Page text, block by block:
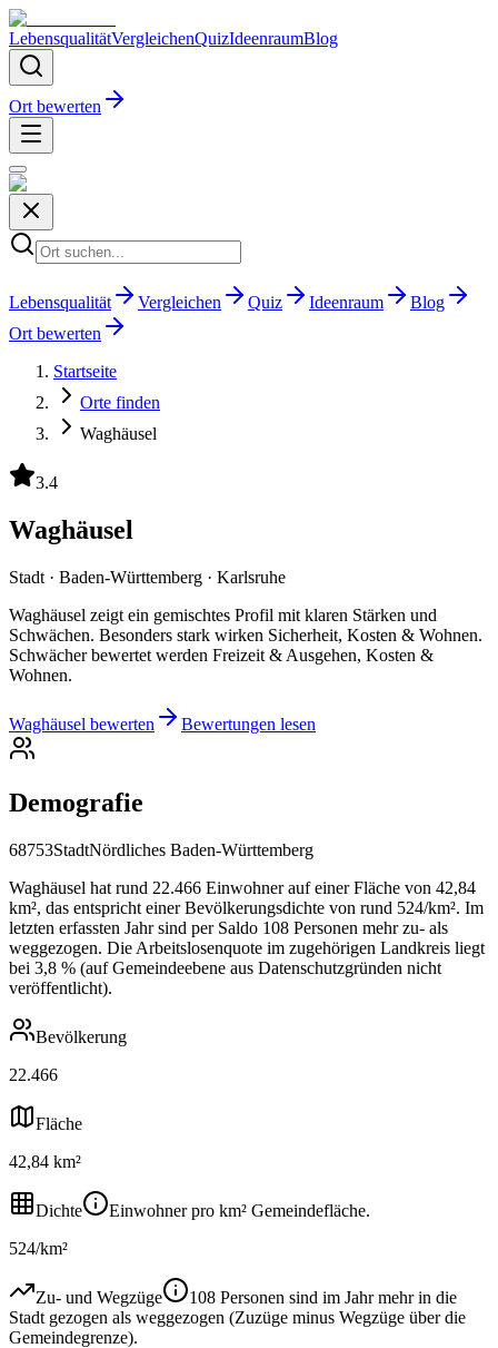
LebensqualitätVergleichenQuizIdeenraumBlog
Ort bewerten
Lebensqualität Vergleichen Quiz Ideenraum
Blog
Ort bewerten
Startseite
Orte finden
Waghäusel
3.4
Waghäusel
Stadt · Baden-Württemberg · Karlsruhe
Waghäusel zeigt ein gemischtes Profil mit klaren Stärken und
Schwächen. Besonders stark wirken Sicherheit, Kosten & Wohnen.
Schwächer bewertet werden Freizeit & Ausgehen, Kosten &
Wohnen.
Waghäusel bewerten Bewertungen lesen
Demografie
68753StadtNördliches Baden-Württemberg
Waghäusel hat rund 22.466 Einwohner auf einer Fläche von 42,84
km², das entspricht einer Bevölkerungsdichte von rund 524/km². Im
letzten erfassten Jahr sind per Saldo 108 Personen mehr zu- als
weggezogen. Die Arbeitslosenquote im zugehörigen Landkreis liegt
bei 3,8 % (auf Gemeindeebene aus Datenschutzgründen nicht
veröffentlicht).
Bevölkerung
22.466
Fläche
42,84 km²
Dichte
Einwohner pro km² Gemeindefläche.
524/km²
Zu- und Wegzüge
108 Personen sind im Jahr mehr in die
Stadt gezogen als weggezogen (Zuzüge minus Wegzüge über die
Gemeindegrenze).